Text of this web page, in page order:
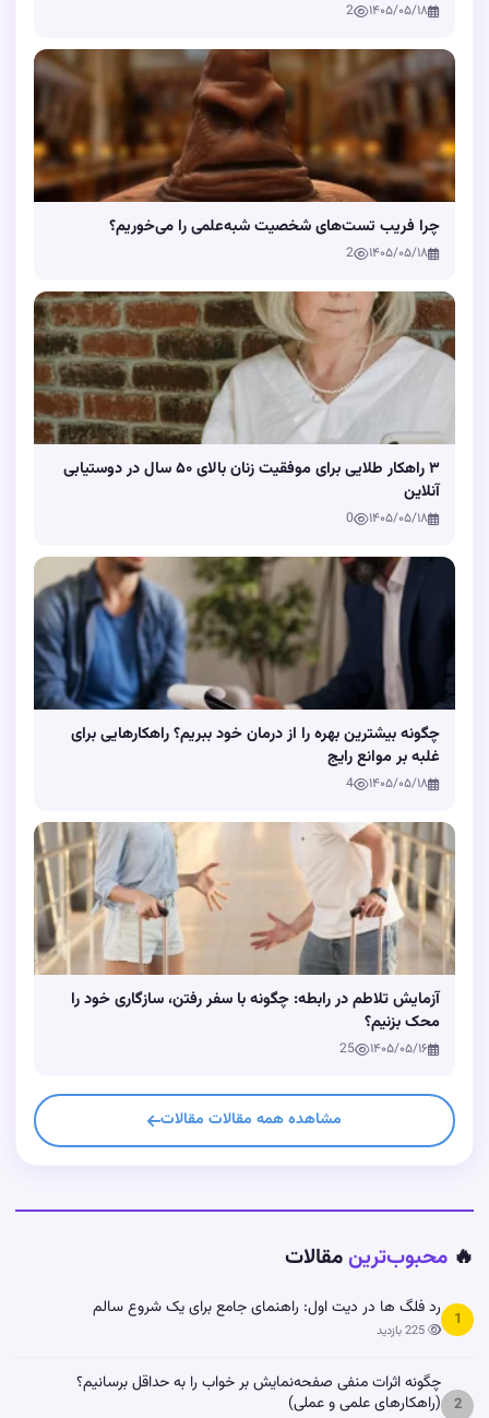
۱۴۰۵/۰۵/۱۸ 2
چرا فریب تست‌های شخصیت شبه‌علمی را می‌خوریم؟
۱۴۰۵/۰۵/۱۸ 2
۳ راهکار طلایی برای موفقیت زنان بالای ۵۰ سال در دوستیابی
آنلاین
۱۴۰۵/۰۵/۱۸ 0
چگونه بیشترین بهره را از درمان خود ببریم؟ راهکارهایی برای
غلبه بر موانع رایج
۱۴۰۵/۰۵/۱۸ 4
آزمایش تلاطم در رابطه: چگونه با سفر رفتن، سازگاری خود را
محک بزنیم؟
۱۴۰۵/۰۵/۱۶ 25
مشاهده همه مقالات مقالات
🔥 محبوب‌ترینمقالات
1 رد فلگ ها در دیت اول: راهنمای جامع برای یک شروع سالم
2
چگونه اثرات منفی صفحه‌نمایش بر خواب را به حداقل برسانیم؟
(راهکارهای علمی و عملی)